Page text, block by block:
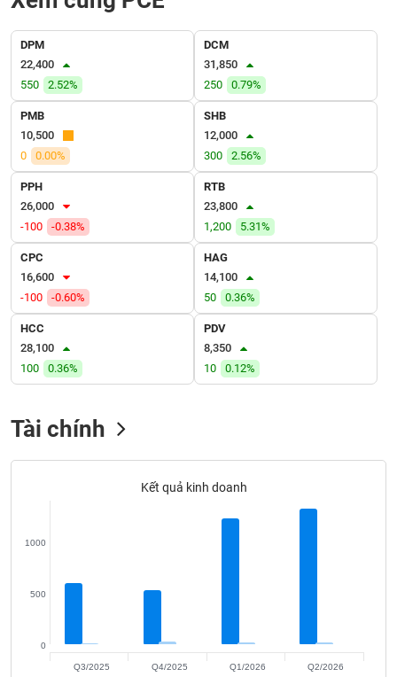
DPM
22,400
550
2.52%
DCM
31,850
250
0.79%
PMB
10,500
0
0.00%
SHB
12,000
300
2.56%
PPH
26,000
-100
-0.38%
RTB
23,800
1,200
5.31%
CPC
16,600
-100
-0.60%
HAG
14,100
50
0.36%
HCC
28,100
100
0.36%
PDV
8,350
10
0.12%
Tài chính
Kết quả kinh doanh
0
500
1000
Q3/2025 Q4/2025 Q1/2026 Q2/2026
VỤ
THÔNG
TIỆN
ÍCH
BẤT
ĐỘNG
SẢN
Mã
chứng
khoán
(-)
đạo
Cổ đông lớn
(-)